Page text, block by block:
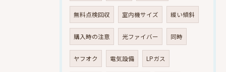
無料点検回収 室内機サイズ 緩い傾斜
購入時の注意 光ファイバー 同時
ヤフオク 電気設備 LPガス